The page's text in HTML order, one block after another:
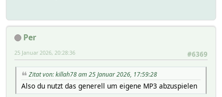
Per
#6369
25 Januar 2026, 20:28:36
Zitat von: killah78 am 25 Januar 2026, 17:59:28
Also du nutzt das generell um eigene MP3 abzuspielen